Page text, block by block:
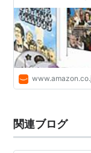
ーズ(納谷悟郎/近
チャップマン(山
アム(古川登志夫),
(飯塚昭三): DVD
関連ブログ